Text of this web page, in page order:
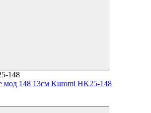
148
148 13см Kuromi HK25-148